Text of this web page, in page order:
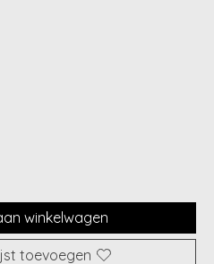
is
winkelwagen
toevoegen